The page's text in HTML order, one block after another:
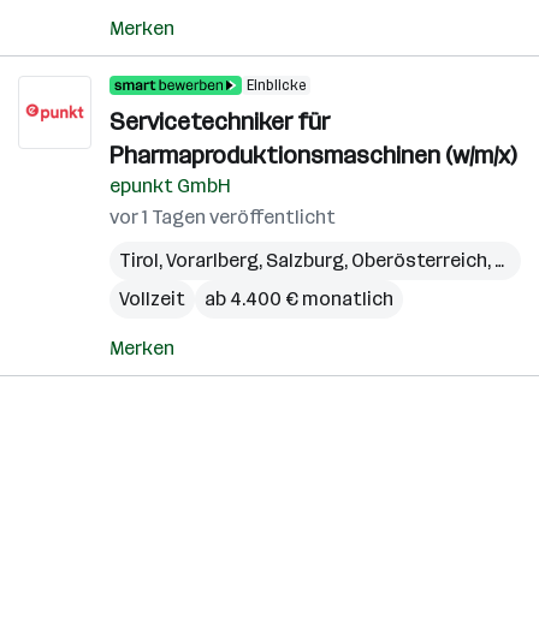
Merken
Einblicke
Servicetechniker für
Pharmaproduktionsmaschinen (w/m/x)
epunkt GmbH
vor 1 Tagen veröffentlicht
Tirol,Vorarlberg, Salzburg, Oberösterreich,
Vollzeit
ab 4.400 € monatlich
Merken